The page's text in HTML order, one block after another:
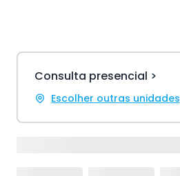
Consulta presencial >
Escolher outras unidades